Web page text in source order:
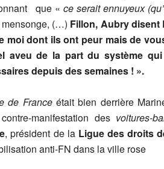
que «ce serait ennuyeux
mensonge, (…) Fillon, Aubry disent
moi dont ils ont peur mais de
aveu de la part du système
depuis des semaines ! ».
de Franceétait bien derrière
manifestation des voitures-
, président de la Ligue des droits
anti-FN dans la ville rose